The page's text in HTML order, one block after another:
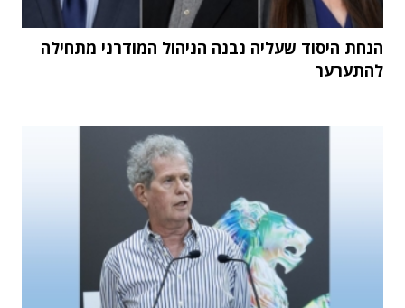
הנחת היסוד שעליה נבנה הניהול המודרני מתחילה
להתערער